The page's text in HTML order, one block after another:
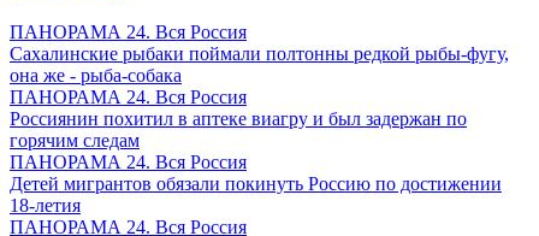
ПАНОРАМА 24. Вся Россия
Сахалинские рыбаки поймали полтонны редкой рыбы-фугу,
она же - рыба-собака
ПАНОРАМА 24. Вся Россия
Россиянин похитил в аптеке виагру и был задержан по
горячим следам
ПАНОРАМА 24. Вся Россия
Детей мигрантов обязали покинуть Россию по достижении
18-летия
ПАНОРАМА 24. Вся Россия